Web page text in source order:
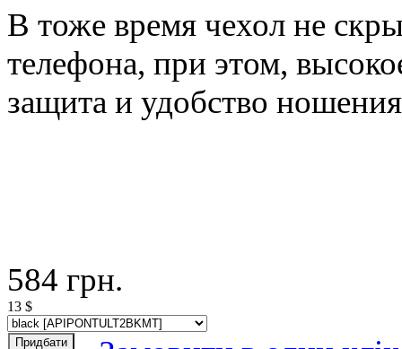
В тоже время чехол не
телефона, при этом,
защита и удобство
584 грн.
13 $